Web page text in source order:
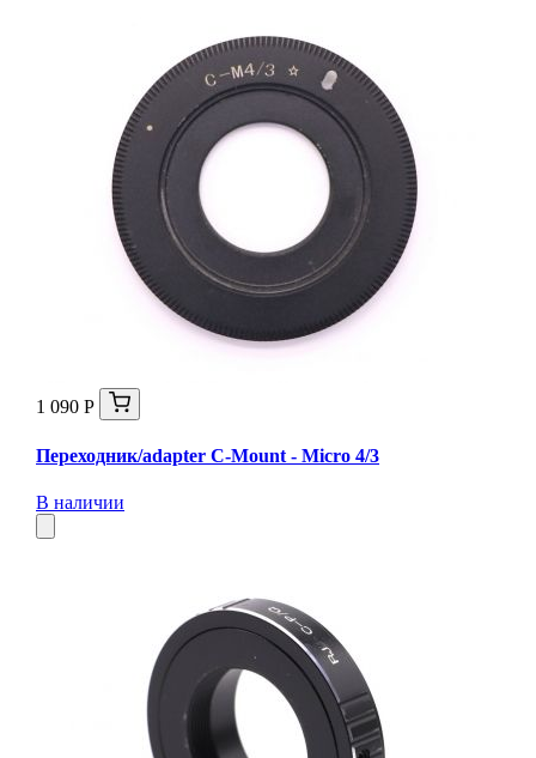
1 090 Р
Переходник/adapter C-Mount - Micro 4/3
В наличии